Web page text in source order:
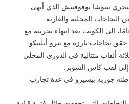
للمونتينيجري نيبوشا يوفوفيتش الذي أنهى
المحلية والقارية.
سانتوس، صاحب الـ 49 عامًا، إلى الكويت بعد انتهاء تجربته مع
نجاحات بارزة مع بترو أتلتيكو
ألقاب متتالية في الدوري المحلي
لقب كأس السوبر.
جوزيه بيسيرو في عدة تجارب